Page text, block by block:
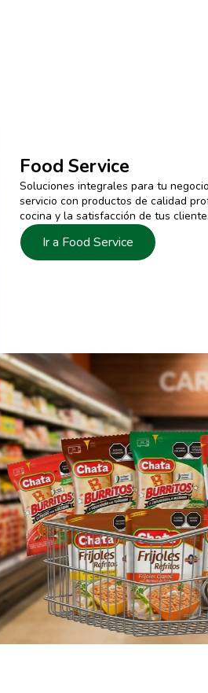
Food Service
Soluciones integrales para tu
servicio con productos de calidad
cocina y la satisfacción de tus
Ir a Food Service